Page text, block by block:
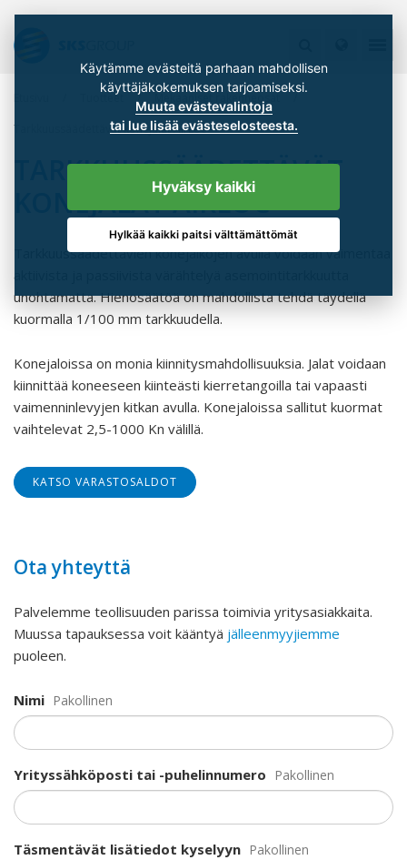
Tuotteet
Mekaaniset rakenneosat
Tarkkuussäädettävät konejalat AirLoc
TARKKUUSSÄÄDETTÄVÄT
KONEJALAT AIRLOC
Tarkkuussäädettävien konejalkojen avulla voidaan vaimentaa
aktiivista ja passiivista värähtelyä asemointitarkkuutta
unohtamatta. Hienosäätöä on mahdollista tehdä täydellä
kuormalla 1/100 mm tarkkuudella.
Konejaloissa on monia kiinnitysmahdollisuuksia. Jalat voidaan
kiinnittää koneeseen kiinteästi kierretangoilla tai vapaasti
vaimenninlevyjen kitkan avulla. Konejaloissa sallitut kuormat
vaihtelevat 2,5-1000 Kn välillä.
KATSO VARASTOSALDOT
Ota yhteyttä
Palvelemme teollisuuden parissa toimivia yritysasiakkaita.
Muussa tapauksessa voit kääntyä jälleenmyyjiemme
puoleen.
Nimi Pakollinen
Yrityssähköposti tai -puhelinnumero Pakollinen
Täsmentävät lisätiedot kyselyyn Pakollinen
Käytämme evästeitä parhaan mahdollisen
Muuta evästevalintoja
tai lue lisää evästeselosteesta.
Hyväksy kaikki
Hylkää kaikki paitsi välttämättömät